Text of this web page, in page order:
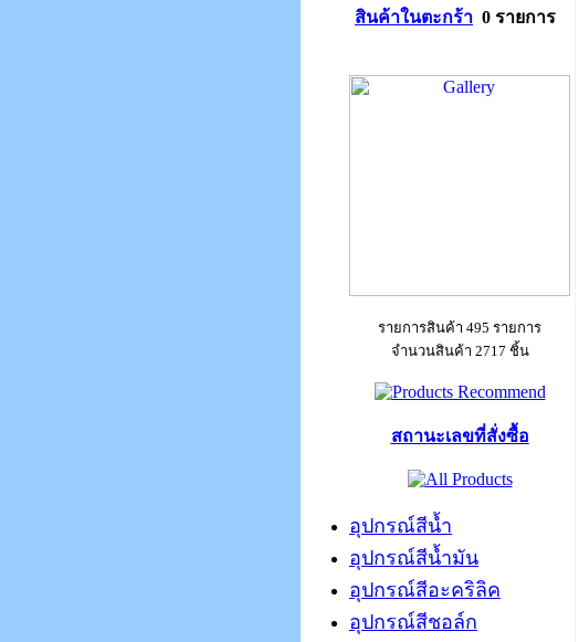
สินค้าในตะกร้า 0 รายการ
รายการสินค้า 495 รายการ
จำนวนสินค้า 2717 ชิ้น
สถานะเลขที่สั่งซื้อ
อุปกรณ์สีน้ำ
อุปกรณ์สีน้ำมัน
อุปกรณ์สีอะคริลิค
อุปกรณ์สีชอล์ก